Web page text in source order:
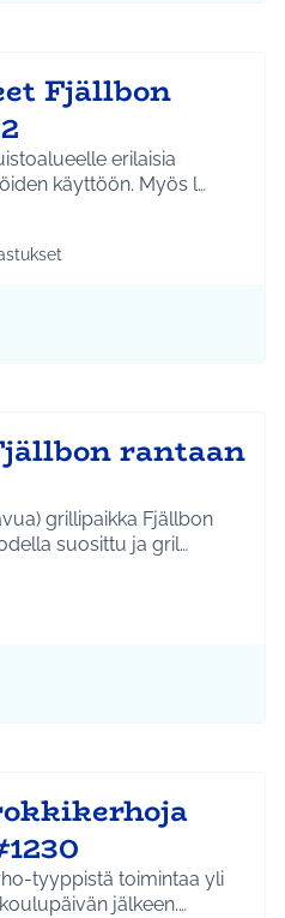
Fjällbon
erilaisia
kuntoilulaitteita lenkkeilijöiden käyttöön. Myös l…
Hyrylä
mukaan: Liikunta ja
rantaan
grillipaikka Fjällbon
suosittu ja gril…
Hyrylä
mukaan: Ympäristö
tyyppistä toimintaa yli
jälkeen.…